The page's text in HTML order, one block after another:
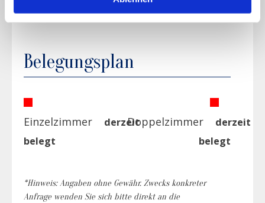
Haftung.
Belegungsplan
Einzelzimmer
derzeit
belegt
Doppelzimmer
derzeit
belegt
*Hinweis: Angaben ohne Gewähr. Zwecks konkreter
Anfrage wenden Sie sich bitte direkt an die